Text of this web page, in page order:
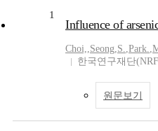
1
Influence of
Choi,,Seong,S.,Park.,
한국연구재단
원문보기